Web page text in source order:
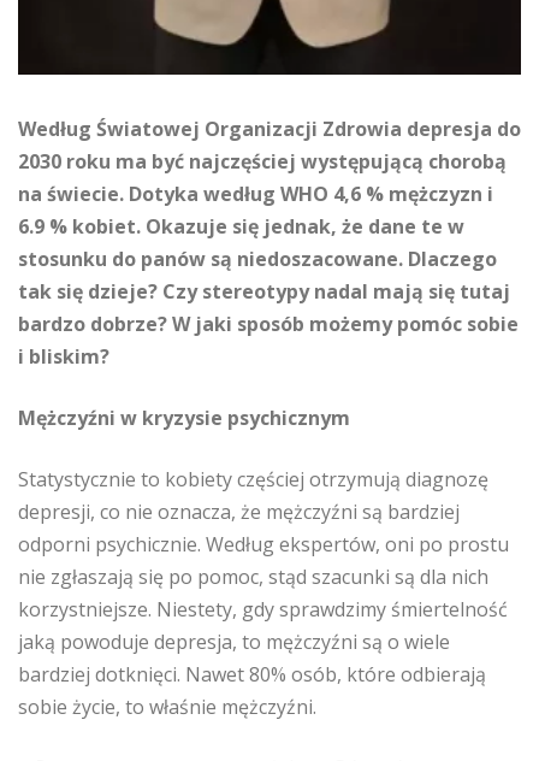
Według Światowej Organizacji Zdrowia depresja do
2030 roku ma być najczęściej występującą chorobą
na świecie. Dotyka według WHO 4,6 % mężczyzn i
6.9 % kobiet. Okazuje się jednak, że dane te w
stosunku do panów są niedoszacowane. Dlaczego
tak się dzieje? Czy stereotypy nadal mają się tutaj
bardzo dobrze? W jaki sposób możemy pomóc sobie
i bliskim?
Mężczyźni w kryzysie psychicznym
Statystycznie to kobiety częściej otrzymują diagnozę
depresji, co nie oznacza, że mężczyźni są bardziej
odporni psychicznie. Według ekspertów, oni po prostu
nie zgłaszają się po pomoc, stąd szacunki są dla nich
korzystniejsze. Niestety, gdy sprawdzimy śmiertelność
jaką powoduje depresja, to mężczyźni są o wiele
bardziej dotknięci. Nawet 80% osób, które odbierają
sobie życie, to właśnie mężczyźni.